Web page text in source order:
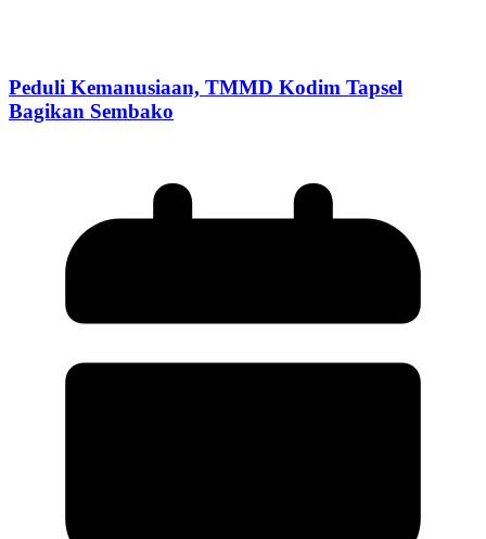
Peduli Kemanusiaan, TMMD Kodim Tapsel
Bagikan Sembako